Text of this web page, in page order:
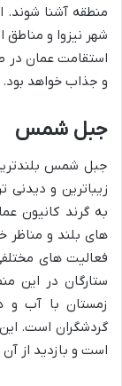
منطقه آشنا شوند.
شهر نیزوا و مناطق
استقامت عمان در
و جذاب خواهد بود.
جبل شمس
زیباترین و
به گرند کانیون
های بلند و مناظر
فعالیت های
ستارگان در این
زمستان با آب و
گردشگران است.
است و بازدید از